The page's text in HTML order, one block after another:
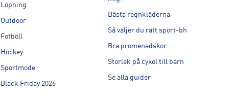
Löpning
Outdoor
Fotboll
Hockey
Sportmode
Black Friday 2026
Bästa regnkläderna
Så väljer du rätt sport-bh
Bra promenadskor
Storlek på cykel till barn
Se alla guider